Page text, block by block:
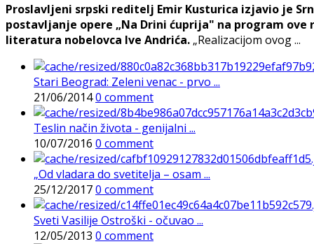
Proslavljeni srpski reditelj Emir Kusturica izjavio je
postavljanje opere „Na Drini ćuprija" na program
literatura nobelovca Ive Andrića. „Realizacijom ovog ...
Stari Beograd: Zeleni venac - prvo ...
21/06/20140 comment
Teslin način života - genijalni ...
10/07/2016 0 comment
„Od vladara do svetitelja – osam ...
25/12/20170 comment
Sveti Vasilije Ostroški - očuvao ...
12/05/2013 0 comment